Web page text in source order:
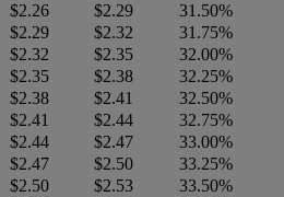
$2.26
$2.29
31.50%
$2.29
$2.32
31.75%
$2.32
$2.35
32.00%
$2.35
$2.38
32.25%
$2.38
$2.41
32.50%
$2.41
$2.44
32.75%
$2.44
$2.47
33.00%
$2.47
$2.50
33.25%
$2.50
$2.53
33.50%